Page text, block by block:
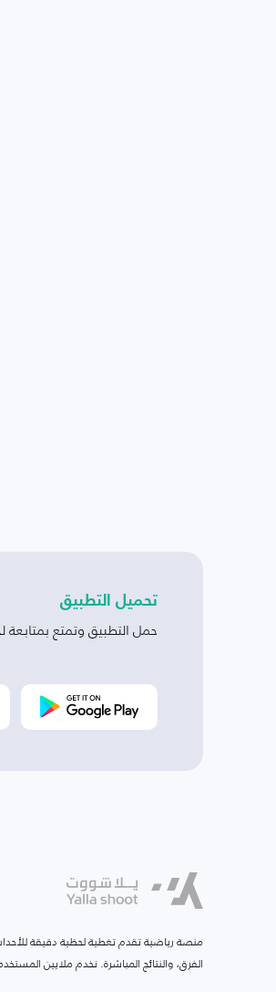
تحميل التطبيق
حمل التطبيق وتمتع بمتابعة
منصة رياضية تقدم تغطية لحظية دقيقة
الفرق، والنتائج المباشرة. نخدم ملايين